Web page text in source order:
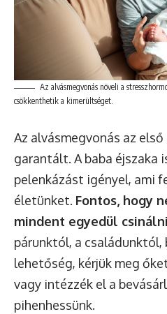
Az alvásmegvonás növeli a
csökkenthetik a kimerültséget.
Az alvásmegvonás az
garantált. A baba éjszaka
pelenkázást igényel, ami
életünket. Fontos, hogy
mindent egyedül
párunktól, a családunktól,
lehetőség, kérjük meg
vagy intézzék el a
pihenhessünk.